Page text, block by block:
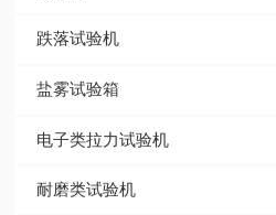
跌落试验机
盐雾试验箱
电子类拉力试验机
耐磨类试验机